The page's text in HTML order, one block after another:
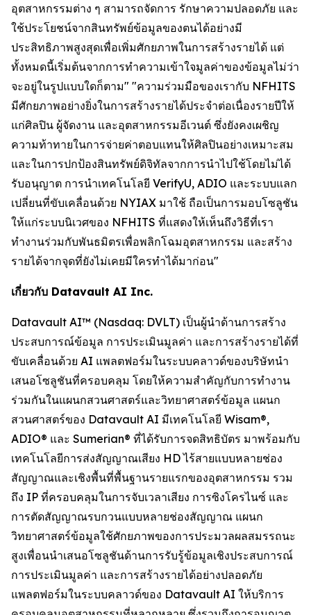
อุตสาหกรรมต่าง ๆ สามารถจัดการ รักษาความปลอดภัย และ
ใช้ประโยชน์จากสินทรัพย์ข้อมูลของตนได้อย่างมี
ประสิทธิภาพสูงสุดเพื่อเพิ่มศักยภาพในการสร้างรายได้ แต่
ทั้งหมดนี้เริ่มต้นจากการทำความเข้าใจมูลค่าของข้อมูลไม่ว่า
จะอยู่ในรูปแบบใดก็ตาม" "ความร่วมมือของเรากับ NFHITS
มีศักยภาพอย่างยิ่งในการสร้างรายได้ประจำต่อเนื่องรายปีให้
แก่ศิลปิน ผู้จัดงาน และอุตสาหกรรมอีเวนต์ ซึ่งยังคงเผชิญ
ความท้าทายในการจ่ายค่าตอบแทนให้ศิลปินอย่างเหมาะสม
และในการปกป้องสินทรัพย์ดิจิทัลจากการนำไปใช้โดยไม่ได้
รับอนุญาต การนำเทคโนโลยี VerifyU, ADIO และระบบแลก
เปลี่ยนที่ขับเคลื่อนด้วย NYIAX มาใช้ ถือเป็นการมอบโซลูชัน
ให้แก่ระบบนิเวศของ NFHITS ที่แสดงให้เห็นถึงวิธีที่เรา
ทำงานร่วมกับพันธมิตรเพื่อพลิกโฉมอุตสาหกรรม และสร้าง
รายได้จากจุดที่ยังไม่เคยมีใครทำได้มาก่อน"
เกี่ยวกับ Datavault AI Inc.
Datavault AI™ (Nasdaq: DVLT) เป็นผู้นำด้านการสร้าง
ประสบการณ์ข้อมูล การประเมินมูลค่า และการสร้างรายได้ที่
ขับเคลื่อนด้วย AI แพลตฟอร์มในระบบคลาวด์ของบริษัทนำ
เสนอโซลูชันที่ครอบคลุม โดยให้ความสำคัญกับการทำงาน
ร่วมกันในแผนกสวนศาสตร์และวิทยาศาสตร์ข้อมูล แผนก
สวนศาสตร์ของ Datavault AI มีเทคโนโลยี Wisam®,
ADIO® และ Sumerian® ที่ได้รับการจดสิทธิบัตร มาพร้อมกับ
เทคโนโลยีการส่งสัญญาณเสียง HD ไร้สายแบบหลายช่อง
สัญญาณและเชิงพื้นที่พื้นฐานรายแรกของอุตสาหกรรม รวม
ถึง IP ที่ครอบคลุมในการจับเวลาเสียง การซิงโครไนซ์ และ
การตัดสัญญาณรบกวนแบบหลายช่องสัญญาณ แผนก
วิทยาศาสตร์ข้อมูลใช้ศักยภาพของการประมวลผลสมรรถนะ
สูงเพื่อนนำเสนอโซลูชันด้านการรับรู้ข้อมูลเชิงประสบการณ์
การประเมินมูลค่า และการสร้างรายได้อย่างปลอดภัย
แพลตฟอร์มในระบบคลาวด์ของ Datavault AI ให้บริการ